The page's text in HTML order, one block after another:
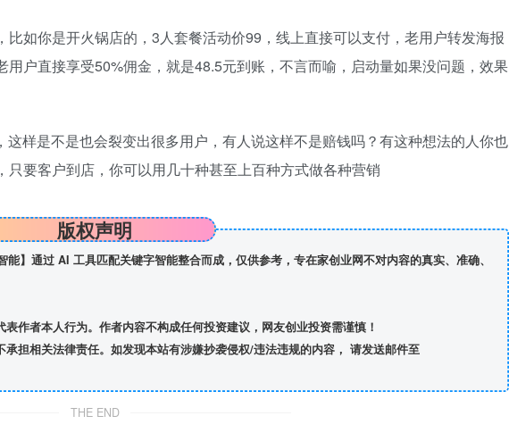
如你是开火锅店的，3人套餐活动价99，线上直接可以支付，老用户转发海报
户直接享受50%佣金，就是48.5元到账，不言而喻，启动量如果没问题，效果
样是不是也会裂变出很多用户，有人说这样不是赔钱吗？有这种想法的人你也
要客户到店，你可以用几十种甚至上百种方式做各种营销
版权声明
】通过 AI 工具匹配关键字智能整合而成，仅供参考，专在家创业网不对内容的真实、准确、
作者本人行为。作者内容不构成任何投资建议，网友创业投资需谨慎！
担相关法律责任。如发现本站有涉嫌抄袭侵权/违法违规的内容， 请发送邮件至
THE END